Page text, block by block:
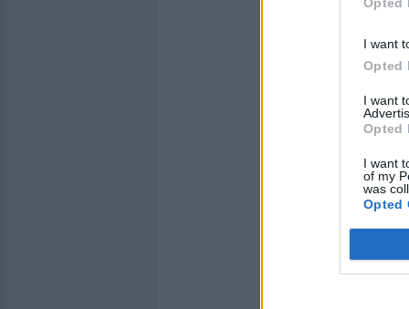
I want
Opted
I want
Opted
I want
of my
was
Opted